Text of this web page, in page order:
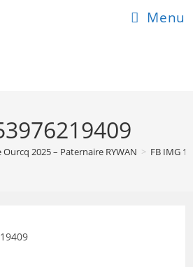
Menu
Ourcq 2025 – Paternaire RYWAN > FB IMG